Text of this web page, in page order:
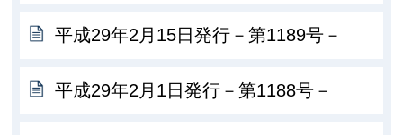
平成29年2月15日発行－第1189号－
平成29年2月1日発行－第1188号－